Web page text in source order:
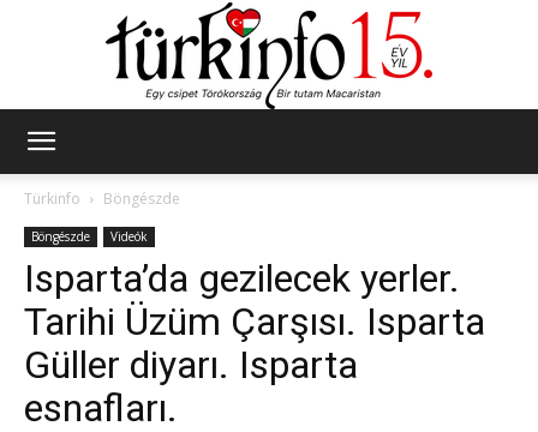
Türkinfo
Böngészde
Böngészde Videók
Isparta’da gezilecek yerler.
Tarihi Üzüm Çarşısı. Isparta
Güller diyarı. Isparta
esnafları.